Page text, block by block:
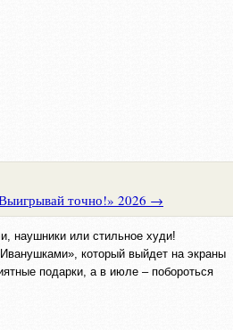
точно!» 2026 →
наушники или стильное худи!
который выйдет на экраны
подарки, а в июле – побороться